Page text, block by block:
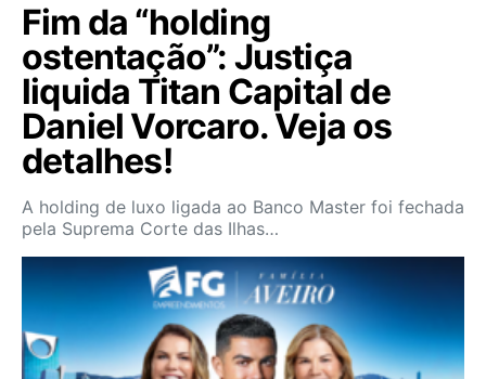
Fim da “holding
ostentação”: Justiça
liquida Titan Capital de
Daniel Vorcaro. Veja os
detalhes!
A holding de luxo ligada ao Banco Master foi fechada
pela Suprema Corte das Ilhas…